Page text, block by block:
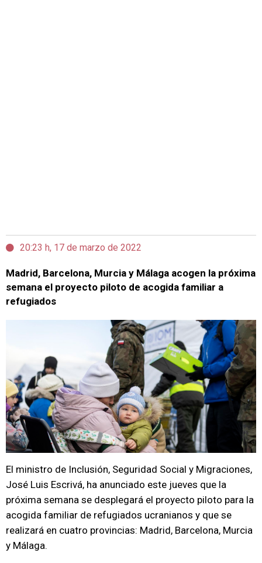
20:23 h, 17 de marzo de 2022
Madrid, Barcelona, Murcia y Málaga acogen la próxima
semana el proyecto piloto de acogida familiar a
refugiados
El ministro de Inclusión, Seguridad Social y Migraciones,
José Luis Escrivá, ha anunciado este jueves que la
próxima semana se desplegará el proyecto piloto para la
acogida familiar de refugiados ucranianos y que se
realizará en cuatro provincias: Madrid, Barcelona, Murcia
y Málaga.